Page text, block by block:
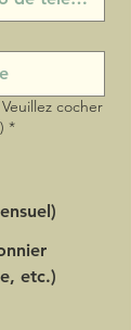
cocher
*
etc.)